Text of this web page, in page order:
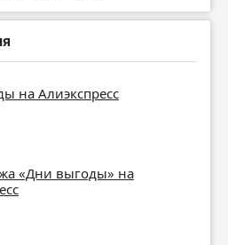
на Алиэкспресс
«Дни выгоды» на